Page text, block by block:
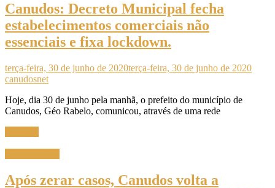
Canudos: Decreto Municipal fecha
estabelecimentos comerciais não
essenciais e fixa lockdown.
terça-feira, 30 de junho de 2020terça-feira, 30 de junho de 2020
canudosnet
Hoje, dia 30 de junho pela manhã, o prefeito do município de
Canudos, Géo Rabelo, comunicou, através de uma rede
Após zerar casos, Canudos volta a